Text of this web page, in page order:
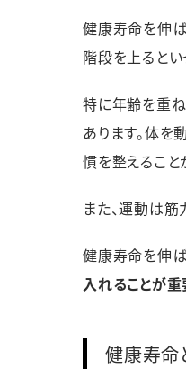
健康寿命を伸ば
階段を上るとい
特に年齢を重
あります。体を
慣を整えること
また、運動は
健康寿命を伸ば
入れることが重
健康寿命